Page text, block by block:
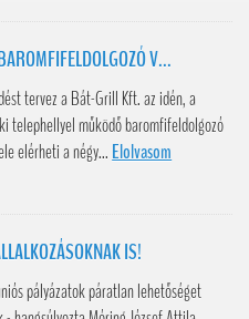
V...
tervez a Bát-Grill Kft. az idén, a
telephellyel működő baromfifeldolgozó
elérheti a négy... Elolvasom
IS!
pályázatok páratlan lehetőséget